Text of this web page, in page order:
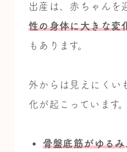
出産は、赤ちゃんを
性の身体に大きな変
もあります。
外からは見えにくい
化が起こっています。
骨盤底筋がゆるみ